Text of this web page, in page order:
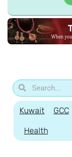
Kuwait GCC
Health